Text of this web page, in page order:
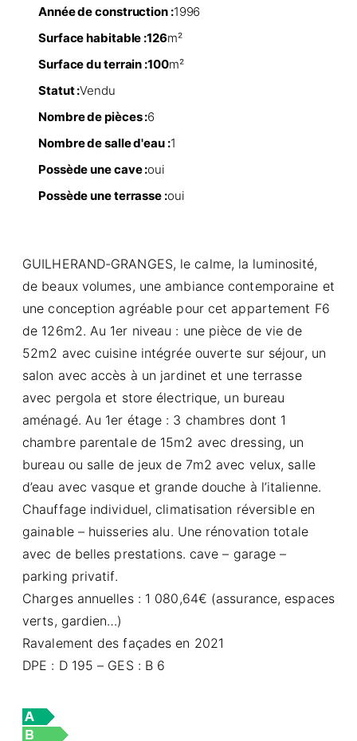
Année de construction :1996
Surface habitable :126m²
Surface du terrain :100m²
Statut :Vendu
Nombre de pièces :6
Nombre de salle d'eau :1
Possède une cave :oui
Possède une terrasse :oui
GUILHERAND-GRANGES, le calme, la luminosité,
de beaux volumes, une ambiance contemporaine et
une conception agréable pour cet appartement F6
de 126m2. Au 1er niveau : une pièce de vie de
52m2 avec cuisine intégrée ouverte sur séjour, un
salon avec accès à un jardinet et une terrasse
avec pergola et store électrique, un bureau
aménagé. Au 1er étage : 3 chambres dont 1
chambre parentale de 15m2 avec dressing, un
bureau ou salle de jeux de 7m2 avec velux, salle
d’eau avec vasque et grande douche à l’italienne.
Chauffage individuel, climatisation réversible en
gainable – huisseries alu. Une rénovation totale
avec de belles prestations. cave – garage –
parking privatif.
Charges annuelles : 1 080,64€ (assurance, espaces
verts, gardien…)
Ravalement des façades en 2021
DPE : D 195 – GES : B 6